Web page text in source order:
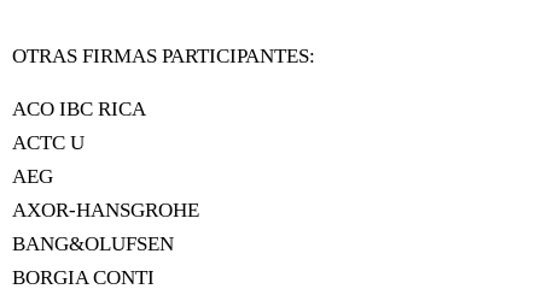
OTRAS FIRMAS PARTICIPANTES:
ACO IBC RICA
ACTC U
AEG
AXOR-HANSGROHE
BANG&OLUFSEN
BORGIA CONTI